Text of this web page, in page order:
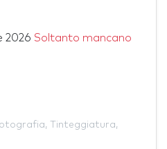
2026 Soltanto mancano
, Tinteggiatura,